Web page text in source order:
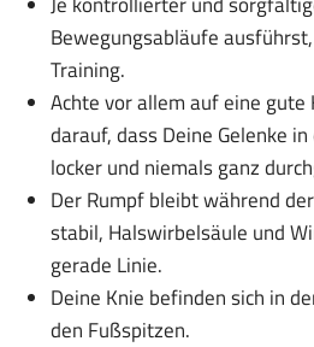
Bewegungsabläufe
Training.
Achte vor allem auf eine gute
darauf, dass Deine Gelenke
locker und niemals ganz
Der Rumpf bleibt während
stabil, Halswirbelsäule und
gerade Linie.
Deine Knie befinden sich in
den Fußspitzen.